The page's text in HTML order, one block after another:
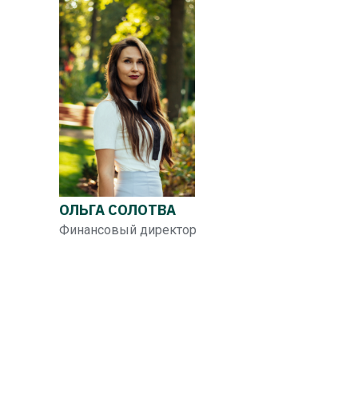
ОЛЬГА СОЛОТВА
Финансовый директор